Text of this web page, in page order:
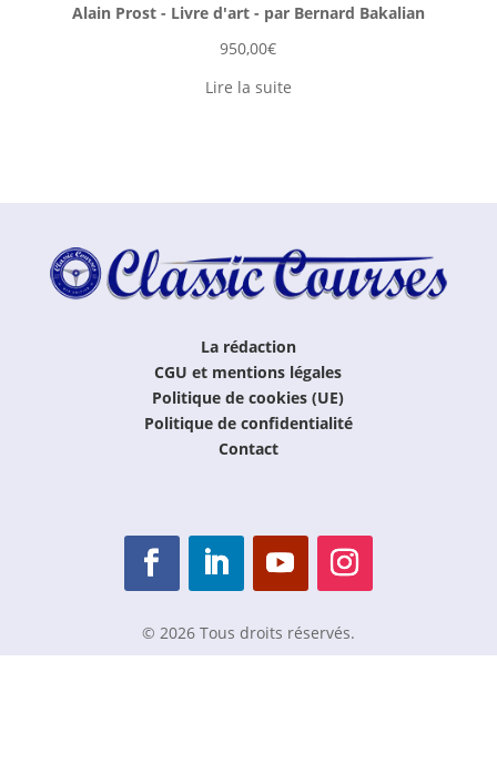
Alain Prost - Livre d'art - par Bernard Bakalian
950,00€
Lire la suite
La rédaction
CGU et mentions légales
Politique de cookies (UE)
Politique de confidentialité
Contact
© 2026 Tous droits réservés.